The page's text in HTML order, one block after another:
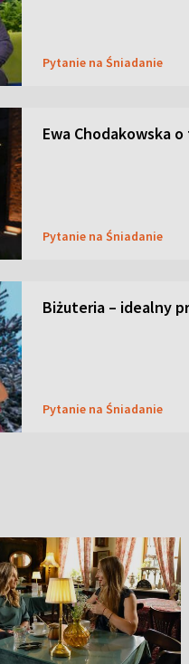
Pytanie na Śniadanie
Ewa Chodakowska
Pytanie na Śniadanie
Biżuteria – idealny
Pytanie na Śniadanie